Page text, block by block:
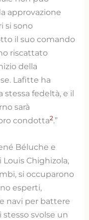
approvazione
si sono
il suo comando
riscattato
della
Lafitte ha
stessa fedeltà, e il
sarà
condotta2.”
Béluche e
Chighizola,
si occuparono
esperti,
navi per battere
stesso svolse un